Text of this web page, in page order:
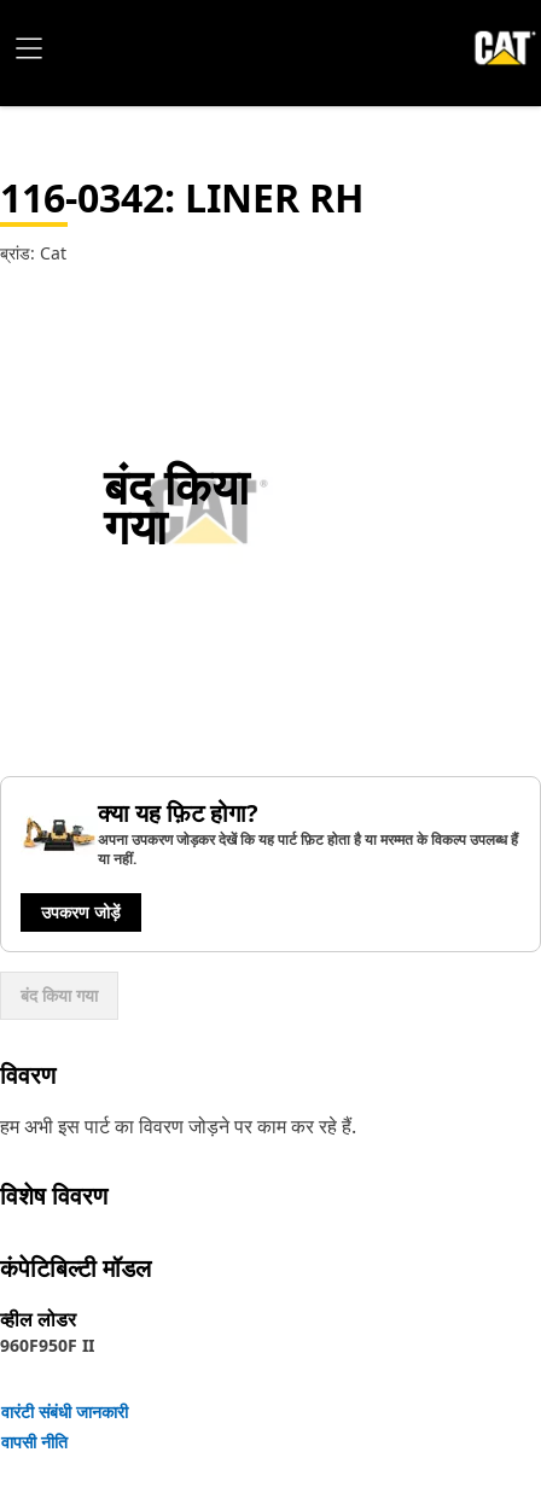
116-0342: LINER RH
ब्रांड: Cat
बंद किया
गया
क्या यह फ़िट होगा?
अपना उपकरण जोड़कर देखें कि यह पार्ट फ़िट होता है या मरम्मत के विकल्प उपलब्ध हैं
या नहीं.
उपकरण जोड़ें
बंद किया गया
विवरण
हम अभी इस पार्ट का विवरण जोड़ने पर काम कर रहे हैं.
विशेष विवरण
कंपेटिबिल्टी मॉडल
व्हील लोडर
960F950F II
वारंटी संबंधी जानकारी
वापसी नीति